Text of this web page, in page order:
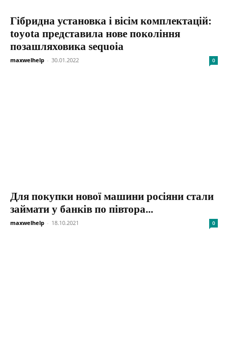
Гібридна установка і вісім комплектацій:
toyota представила нове покоління
позашляховика sequoia
maxwelhelp - 30.01.2022 0
Для покупки нової машини росіяни стали
займати у банків по півтора...
maxwelhelp - 18.10.2021 0